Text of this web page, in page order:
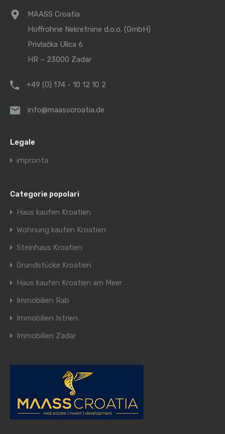
MAASS Croatia
Hoffrohne Nekretnine d.o.o. (GmbH)
Privlačka Ulica 6
HR – 23000 Zadar
+49 (0) 174 - 10 12 10 2
info@maasscroatia.de
Legale
impronta
Categorie popolari
Haus kaufen Kroatien
Wohnung kaufen Kroatien
Steinhaus Kroatien
Grundstücke Kroatien
Haus kaufen Kroatien am Meer
Immobilien Rab
Immobilien Istrien
Immobilien Zadar